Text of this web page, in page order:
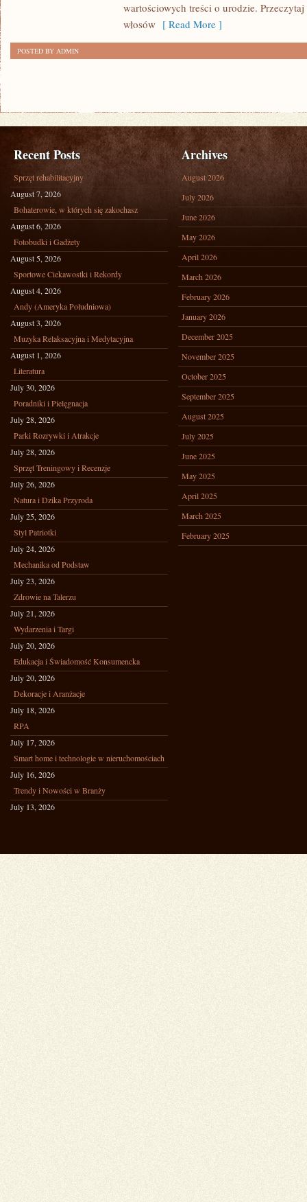
wartościowych treści o urodzie.
włosów [ Read More ]
POSTED BY ADMIN
Recent Posts
Sprzęt rehabilitacyjny
August 7, 2026
Bohaterowie, w których się zakochasz
August 6, 2026
Fotobudki i Gadżety
August 5, 2026
Sportowe Ciekawostki i Rekordy
August 4, 2026
Andy (Ameryka Południowa)
August 3, 2026
Muzyka Relaksacyjna i Medytacyjna
August 1, 2026
Literatura
July 30, 2026
Poradniki i Pielęgnacja
July 28, 2026
Parki Rozrywki i Atrakcje
July 28, 2026
Sprzęt Treningowy i Recenzje
July 26, 2026
Natura i Dzika Przyroda
July 25, 2026
Styl Patriotki
July 24, 2026
Mechanika od Podstaw
July 23, 2026
Zdrowie na Talerzu
July 21, 2026
Wydarzenia i Targi
July 20, 2026
Edukacja i Świadomość Konsumencka
July 20, 2026
Dekoracje i Aranżacje
July 18, 2026
RPA
July 17, 2026
Smart home i technologie w nieruchomościach
July 16, 2026
Trendy i Nowości w Branży
July 13, 2026
Archives
August 2026
July 2026
June 2026
May 2026
April 2026
March 2026
February 2026
January 2026
December 2025
November 2025
October 2025
September 2025
August 2025
July 2025
June 2025
May 2025
April 2025
March 2025
February 2025